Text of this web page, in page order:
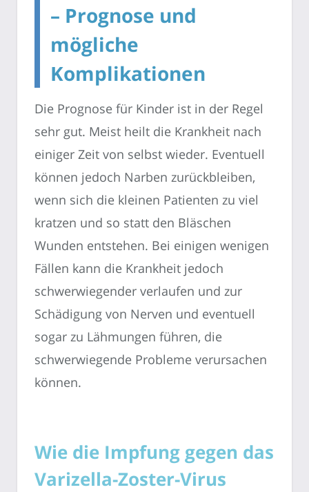
– Prognose und
mögliche
Komplikationen
Die Prognose für Kinder ist in der Regel
sehr gut. Meist heilt die Krankheit nach
einiger Zeit von selbst wieder. Eventuell
können jedoch Narben zurückbleiben,
wenn sich die kleinen Patienten zu viel
kratzen und so statt den Bläschen
Wunden entstehen. Bei einigen wenigen
Fällen kann die Krankheit jedoch
schwerwiegender verlaufen und zur
Schädigung von Nerven und eventuell
sogar zu Lähmungen führen, die
schwerwiegende Probleme verursachen
können.
Wie die Impfung gegen das
Varizella-Zoster-Virus